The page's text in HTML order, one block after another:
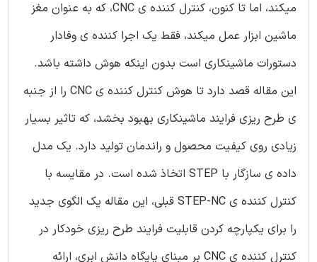
میکند، اما تا کنون، کنترل کننده ی CNC، که به عنوان مغز
ماشین ابزار عمل میکند، فقط یک اجرا کننده ی وفادار
دستورات ماشینکاری است بدون اینکه هوش داشته باشد.
این مقاله قصد دارد تا هوش کنترل کننده ی CNC را از جنبه
ی طرح ریزی فرایند ماشینکاری بهبود بخشد، که تاثیر بسیار
زیادی روی کیفیت محصول و راندمان تولید دارد. یک مدل
داده ی سازگار با STEP اتخاذ شده است. در مقایسه با
کنترل کننده ی STEP-NC قبلی، این مقاله یک الگوی جدید
را برای یکپارچه کردن قابلیت فرایند طرح ریزی خودکار در
کنترل کننده ی CNC بر مبنای پایگاه دانش ابری، ارائه